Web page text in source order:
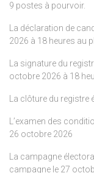
9 postes à pourvoir.
La déclaration de
2026 à 18 heures au
La signature du
octobre 2026 à 18
La clôture du
L’examen des
26 octobre 2026
La campagne
campagne le 27